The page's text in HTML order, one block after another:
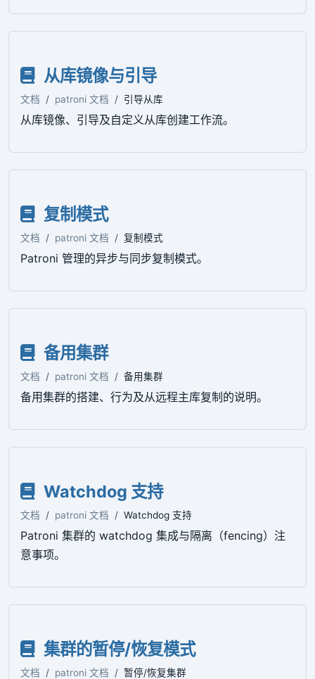
从库镜像与引导
文档 patroni 文档 引导从库
从库镜像、引导及自定义从库创建工作流。
复制模式
文档 patroni 文档 复制模式
Patroni 管理的异步与同步复制模式。
备用集群
文档 patroni 文档 备用集群
备用集群的搭建、行为及从远程主库复制的说明。
Watchdog 支持
文档 patroni 文档 Watchdog 支持
Patroni 集群的 watchdog 集成与隔离（fencing）注
意事项。
集群的暂停/恢复模式
文档 patroni 文档 暂停/恢复集群